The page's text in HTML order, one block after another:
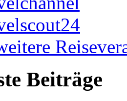
Beiträge